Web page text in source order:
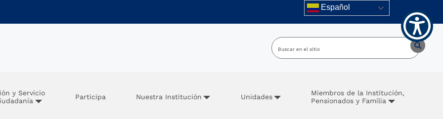
Español
y Servicio
Participa Nuestra Institución Unidades
Miembros de la Institución,
Pensionados y Familia